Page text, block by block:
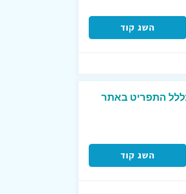
השג קוד
הנחה על כללל התפריט באתר
השג קוד